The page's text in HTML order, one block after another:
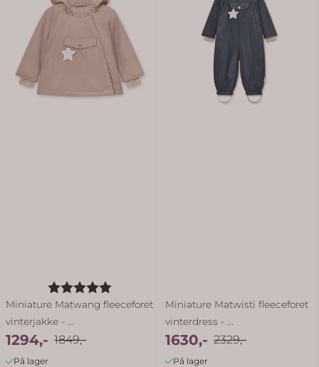
Karakter:
Miniature Matwang fleeceforet
vinterjakke - ...
1294,- 1849,-
På lager
Miniature Matwisti fleeceforet
vinterdress - ...
1630,- 2329,-
På lager